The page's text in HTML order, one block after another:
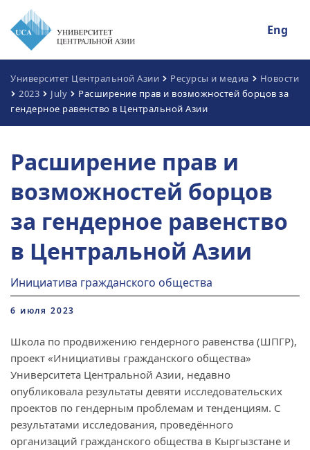
Eng
Университет Центральной Азии Ресурсы и медиа
Новости
2023
July
Расширение прав и возможностей борцов за
гендерное равенство в Центральной Азии
Расширение прав и
возможностей борцов
за гендерное равенство
в Центральной Азии
Инициатива гражданского общества
6 июля 2023
Школа по продвижению гендерного равенства (ШПГР),
проект «Инициативы гражданского общества»
Университета Центральной Азии, недавно
опубликовала результаты девяти исследовательских
проектов по гендерным проблемам и тенденциям. С
результатами исследования, проведённого
организаций гражданского общества в Кыргызстане и